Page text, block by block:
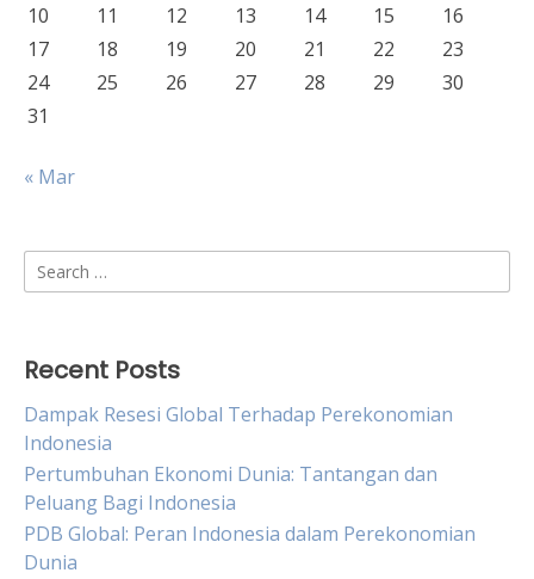
10
11 12 13 14 15
16
17
18 19 20 21 22
23
24
25 26 27 28 29
30
31
« Mar
Search
for:
Recent Posts
Dampak Resesi Global Terhadap Perekonomian
Indonesia
Pertumbuhan Ekonomi Dunia: Tantangan dan
Peluang Bagi Indonesia
PDB Global: Peran Indonesia dalam Perekonomian
Dunia